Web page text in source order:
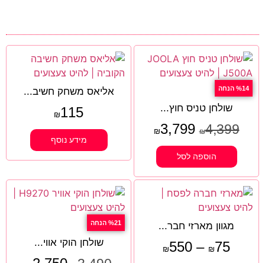
%14 הנחה
שולחן טניס חוץ...
₪4,399
₪3,799
הוספה לסל
אליאס משחק חשיב...
₪115
מידע נוסף
מגוון מארזי חבר...
₪75
–
₪550
%21 הנחה
שולחן הוקי אווי...